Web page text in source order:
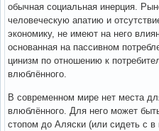
обычная социальная инерция.
человеческую апатию и
экономику, не имеют на него
основанная на пассивном
цинизм по отношению к
влюблённого.
В современном мире нет места
влюблённого. Для него может
стопом до Аляски (или сидеть с